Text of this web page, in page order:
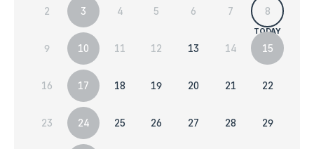
2 3 4 5 6 7 8
9 10 11 12 13 14 15
16 17 18 19 20 21 22
23 24 25 26 27 28 29